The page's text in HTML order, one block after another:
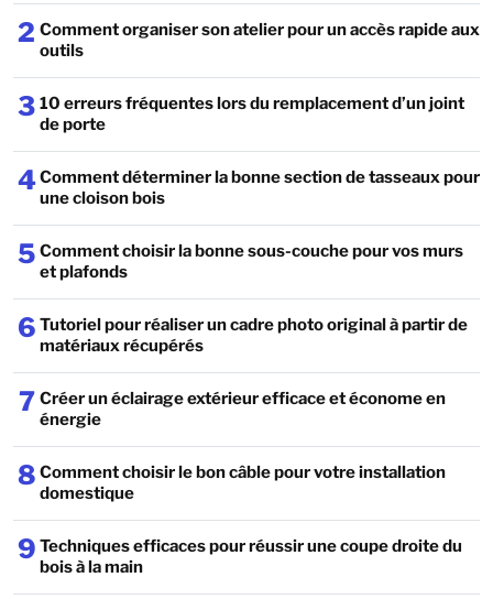
2 Comment organiser son atelier pour un accès rapide aux
outils
3 10 erreurs fréquentes lors du remplacement d’un joint
de porte
4Comment déterminer la bonne section de tasseaux pour
une cloison bois
5 Comment choisir la bonne sous-couche pour vos murs
et plafonds
6 Tutoriel pour réaliser un cadre photo original à partir de
matériaux récupérés
7 Créer un éclairage extérieur efficace et économe en
énergie
8 Comment choisir le bon câble pour votre installation
domestique
9 Techniques efficaces pour réussir une coupe droite du
bois à la main